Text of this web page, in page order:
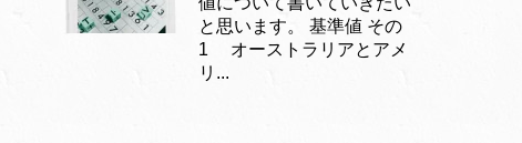
と思います。 基準値 その
1 オーストラリアとアメ
リ...